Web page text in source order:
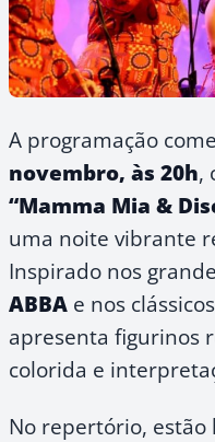
A programação
novembro, às 20h,
“Mamma Mia &
uma noite vibrante
Inspirado nos
ABBA e nos
apresenta figurinos
colorida e
No repertório,